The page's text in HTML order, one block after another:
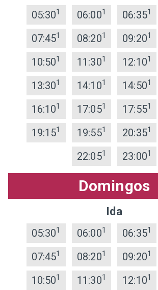
05:301 06:001 06:351
07:451 08:201 09:201
10:501 11:301 12:101
13:301 14:101 14:501
16:101 17:051 17:551
19:151 19:551 20:351
22:051 23:001
Domingos
Ida
05:301 06:001 06:351
07:451 08:201 09:201
10:501 11:301 12:101